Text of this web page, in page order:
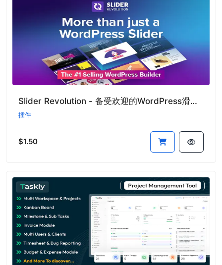
Slider Revolution - 备受欢迎的WordPress滑块插件
插件
$1.50